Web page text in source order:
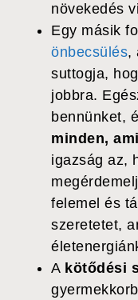
növekedés
Egy másik
önbecsülés,
suttogja,
jobbra.
bennünket,
minden,
igazság az,
felemel és
szeretetet,
A kötődési